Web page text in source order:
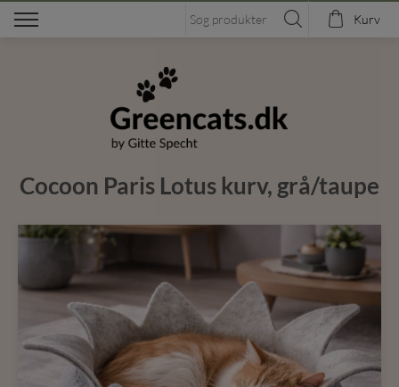
Kurv
Cocoon Paris Lotus kurv, grå/taupe